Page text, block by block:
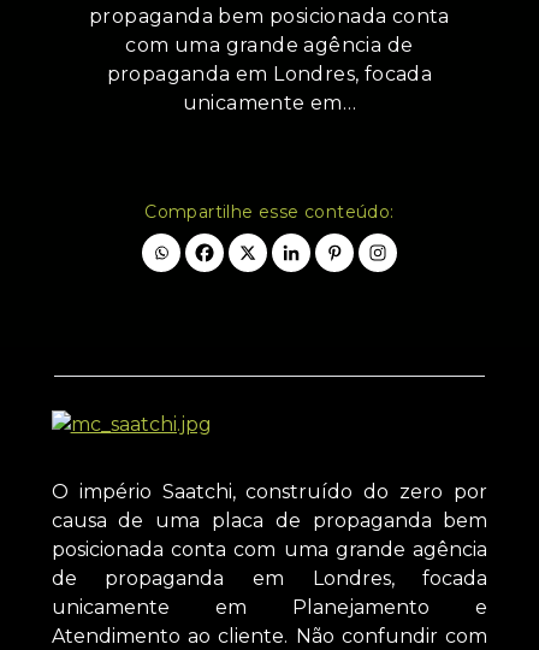
propaganda bem posicionada conta
com uma grande agência de
propaganda em Londres, focada
unicamente em…
Compartilhe esse conteúdo:
O império Saatchi, construído do zero por
causa de uma placa de propaganda bem
posicionada conta com uma grande agência
de propaganda em Londres, focada
unicamente em Planejamento e
Atendimento ao cliente. Não confundir com